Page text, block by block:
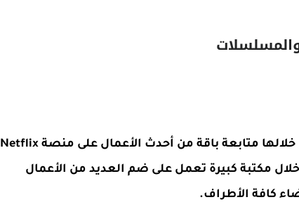
يعتبر من أفضل المواقع المجانية التي يمكنك من خلالها متابعة باقة من أحدث الأعمال على منصة Netflix
مكتبة كبيرة تعمل على ضم العديد من الأعمال
كافة الأطراف.